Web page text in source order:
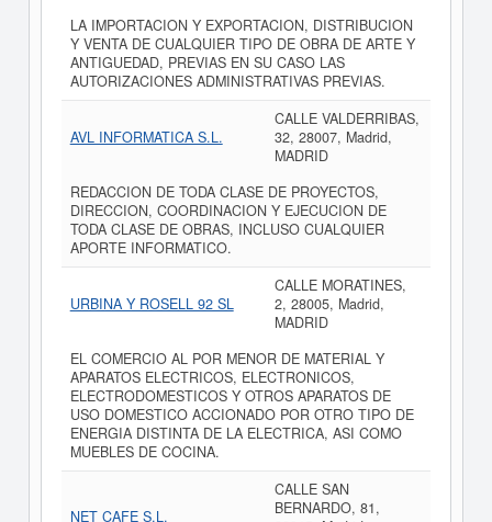
LA IMPORTACION Y EXPORTACION, DISTRIBUCION
Y VENTA DE CUALQUIER TIPO DE OBRA DE ARTE Y
ANTIGUEDAD, PREVIAS EN SU CASO LAS
AUTORIZACIONES ADMINISTRATIVAS PREVIAS.
AVL INFORMATICA S.L.
CALLE VALDERRIBAS,
32, 28007, Madrid,
MADRID
REDACCION DE TODA CLASE DE PROYECTOS,
DIRECCION, COORDINACION Y EJECUCION DE
TODA CLASE DE OBRAS, INCLUSO CUALQUIER
APORTE INFORMATICO.
URBINA Y ROSELL 92 SL
CALLE MORATINES,
2, 28005, Madrid,
MADRID
EL COMERCIO AL POR MENOR DE MATERIAL Y
APARATOS ELECTRICOS, ELECTRONICOS,
ELECTRODOMESTICOS Y OTROS APARATOS DE
USO DOMESTICO ACCIONADO POR OTRO TIPO DE
ENERGIA DISTINTA DE LA ELECTRICA, ASI COMO
MUEBLES DE COCINA.
NET CAFE S.L.
CALLE SAN
BERNARDO, 81,